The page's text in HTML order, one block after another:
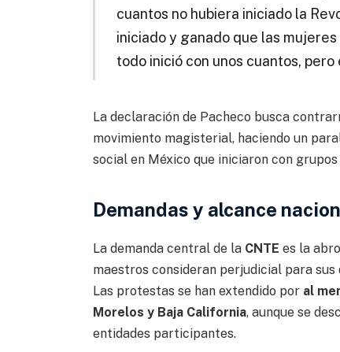
cuantos no hubiera iniciado la
iniciado y ganado que las
todo inició con unos cuantos,
La declaración de Pacheco busca
movimiento magisterial, haciendo un
social en México que iniciaron con
Demandas y alcance
La demanda central de la CNTE es la
maestros consideran perjudicial para
Las protestas se han extendido por al
Morelos y Baja California, aunque se
entidades participantes.